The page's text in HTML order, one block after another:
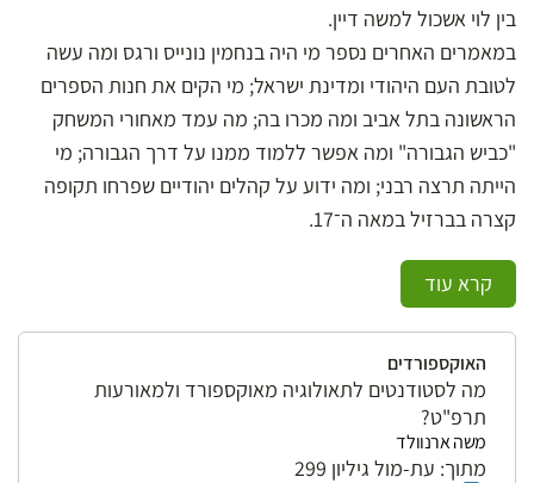
בין לוי אשכול למשה דיין.
במאמרים האחרים נספר מי היה בנחמין נונייס ורגס ומה עשה
לטובת העם היהודי ומדינת ישראל; מי הקים את חנות הספרים
הראשונה בתל אביב ומה מכרו בה; מה עמד מאחורי המשחק
"כביש הגבורה" ומה אפשר ללמוד ממנו על דרך הגבורה; מי
הייתה תרצה רבני; ומה ידוע על קהלים יהודיים שפרחו תקופה
קצרה בברזיל במאה ה־17.
קרא עוד
האוקספורדים
מה לסטודנטים לתאולוגיה מאוקספורד ולמאורעות
תרפ"ט?
משה ארנוולד
מתוך: עת-מול גיליון 299